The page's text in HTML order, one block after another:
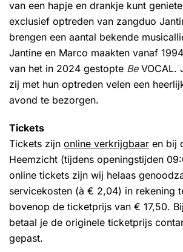
van een hapje en drankje kunt
exclusief optreden van zangduo
brengen een aantal bekende
Jantine en Marco maakten vanaf
van het in 2024 gestopte BeVOCAL.
zij met hun optreden velen een
avond te bezorgen.
Tickets
Tickets zijn online verkrijgbaar en bij
Heemzicht (tijdens openingstijden
online tickets zijn wij helaas
servicekosten (à € 2,04) in rekening
bovenop de ticketprijs van € 17,50.
betaal je de originele ticketprijs
gepast.